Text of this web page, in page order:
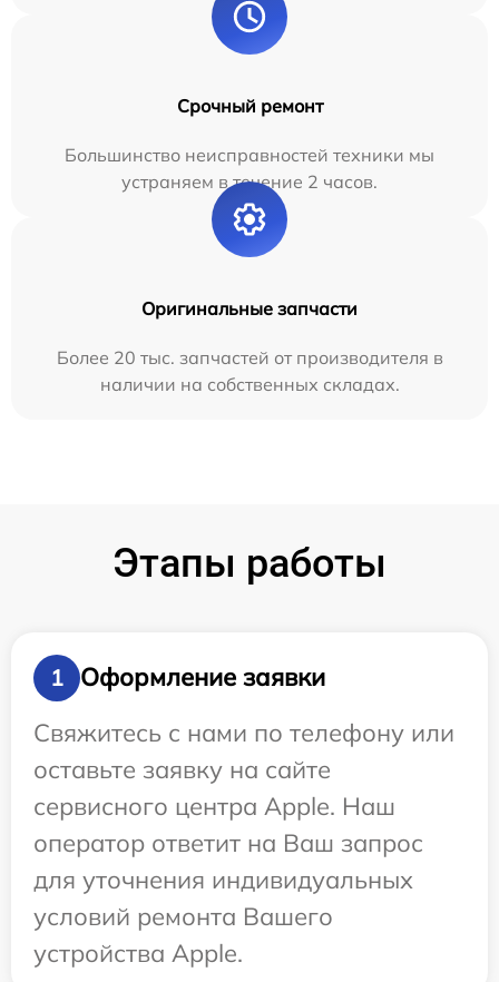
Срочный ремонт
Большинство неисправностей техники мы
устраняем в течение 2 часов.
Оригинальные запчасти
Более 20 тыс. запчастей от производителя в
наличии на собственных складах.
Этапы работы
1
Оформление заявки
Свяжитесь с нами по телефону или
оставьте заявку на сайте
сервисного центра Apple. Наш
оператор ответит на Ваш запрос
для уточнения индивидуальных
условий ремонта Вашего
устройства Apple.